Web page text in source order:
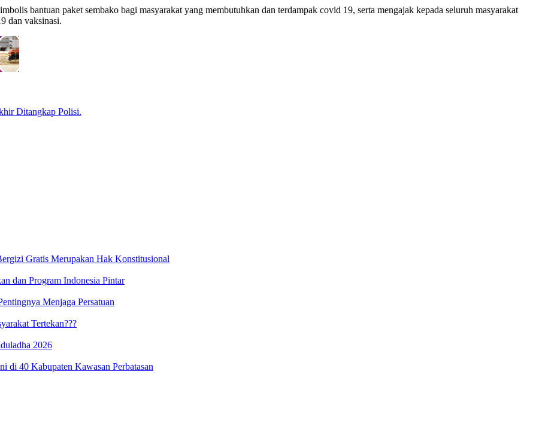
bantuan paket sembako bagi masyarakat yang membutuhkan dan terdampak covid 19, serta mengajak kepada seluruh masyarakat
dan vaksinasi.
Ditangkap Polisi.
Gratis Merupakan Hak Konstitusional
dan Program Indonesia Pintar
Menjaga Persatuan
Tertekan???
2026
di 40 Kabupaten Kawasan Perbatasan